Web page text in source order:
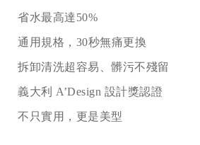
省水最高達50%
通用規格，30秒無痛更換
拆卸清洗超容易、髒污不殘留
義大利 A’Design 設計獎認證
不只實用，更是美型